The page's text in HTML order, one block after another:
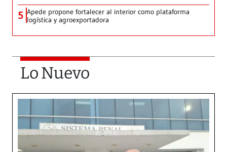
5 Apede propone fortalecer al interior como plataforma
logística y agroexportadora
Lo Nuevo